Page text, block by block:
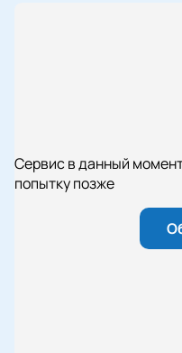
Сервис в данный
попытку позже